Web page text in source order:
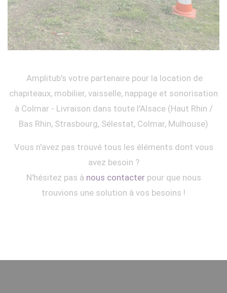
Amplitub's votre partenaire pour la location de
chapiteaux, mobilier, vaisselle, nappage et sonorisation
à Colmar - Livraison dans toute l'Alsace (Haut Rhin /
Bas Rhin, Strasbourg, Sélestat, Colmar, Mulhouse)
Vous n'avez pas trouvé tous les éléments dont vous
avez besoin ?
N'hésitez pas à nous contacterpour que nous
trouvions une solution à vos besoins !